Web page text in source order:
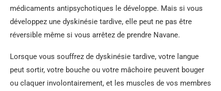
médicaments antipsychotiques le développe. Mais si vous
développez une dyskinésie tardive, elle peut ne pas être
réversible même si vous arrêtez de prendre Navane.
Lorsque vous souffrez de dyskinésie tardive, votre langue
peut sortir, votre bouche ou votre mâchoire peuvent bouger
ou claquer involontairement, et les muscles de vos membres